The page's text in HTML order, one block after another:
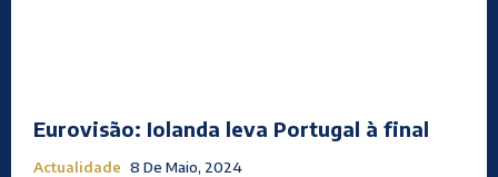
Eurovisão: Iolanda leva Portugal à final
Actualidade 8 De Maio, 2024